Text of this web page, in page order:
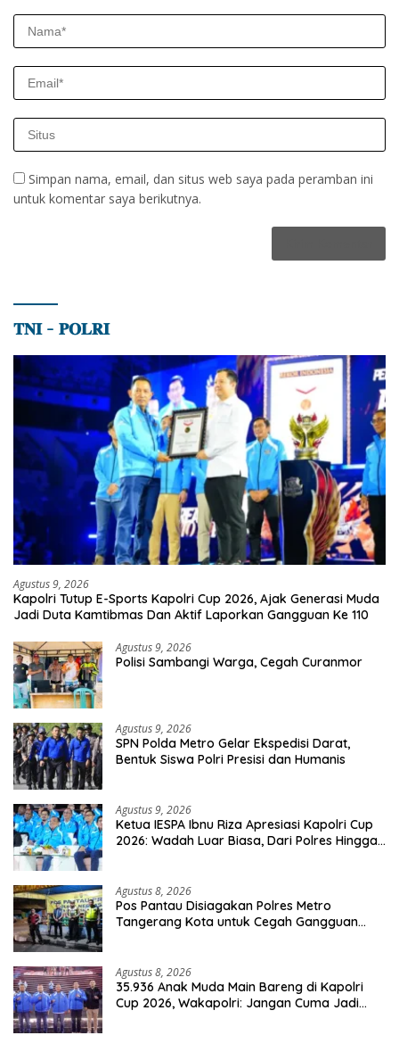
Simpan nama, email, dan situs web saya pada peramban ini
untuk komentar saya berikutnya.
𝐓𝐍𝐈 – 𝐏𝐎𝐋𝐑𝐈
Agustus 9, 2026
Kapolri Tutup E-Sports Kapolri Cup 2026, Ajak Generasi Muda
Jadi Duta Kamtibmas Dan Aktif Laporkan Gangguan Ke 110
Agustus 9, 2026
Polisi Sambangi Warga, Cegah Curanmor
Agustus 9, 2026
SPN Polda Metro Gelar Ekspedisi Darat,
Bentuk Siswa Polri Presisi dan Humanis
Agustus 9, 2026
Ketua IESPA Ibnu Riza Apresiasi Kapolri Cup
2026: Wadah Luar Biasa, Dari Polres Hingga
Agustus 8, 2026
Pos Pantau Disiagakan Polres Metro
Tangerang Kota untuk Cegah Gangguan
Agustus 8, 2026
35.936 Anak Muda Main Bareng di Kapolri
Cup 2026, Wakapolri: Jangan Cuma Jadi